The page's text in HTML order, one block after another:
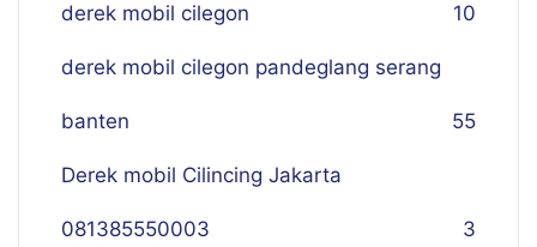
derek mobil cilegon 10
derek mobil cilegon pandeglang serang
banten 55
Derek mobil Cilincing Jakarta
081385550003 3